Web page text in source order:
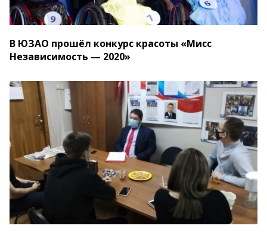
В ЮЗАО прошёл конкурс красоты «Мисс
Независимость — 2020»